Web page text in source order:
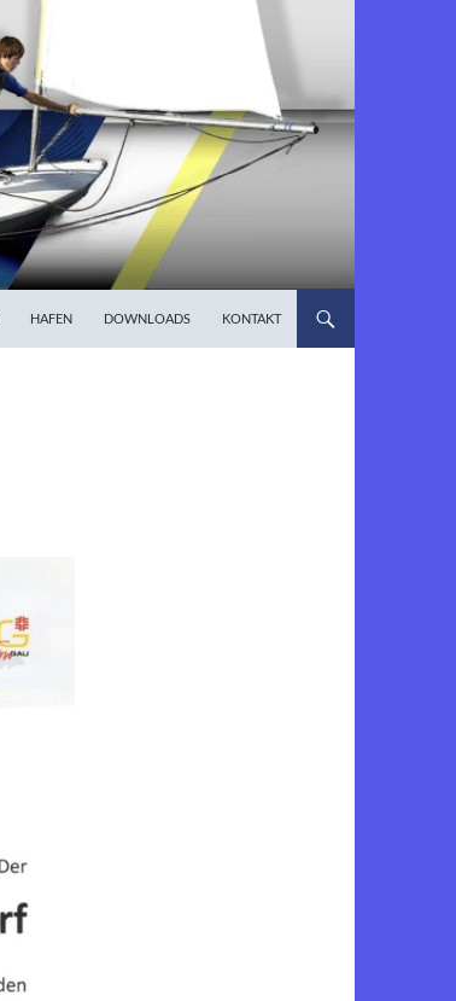
HAFEN DOWNLOADS KONTAKT